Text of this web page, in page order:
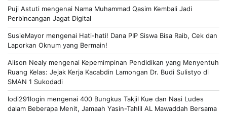
Puji Astuti mengenai Nama Muhammad Qasim Kembali Jadi
Perbincangan Jagat Digital
SusieMayor mengenai Hati-hati! Dana PIP Siswa Bisa Raib, Cek dan
Laporkan Oknum yang Bermain!
Alison Nealy mengenai Kepemimpinan Pendidikan yang Menyentuh
Ruang Kelas: Jejak Kerja Kacabdin Lamongan Dr. Budi Sulistyo di
SMAN 1 Sukodadi
lodi291login mengenai 400 Bungkus Takjil Kue dan Nasi Ludes
dalam Beberapa Menit, Jamaah Yasin-Tahlil AL Mawaddah Bersama